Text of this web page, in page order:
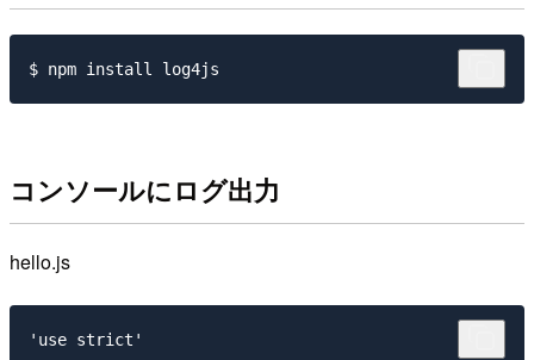
コンソールにログ出力
hello.js
'use strict'